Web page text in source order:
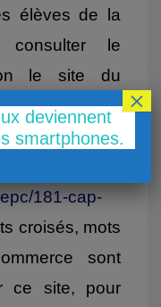
élèves de la
consulter le
le site du
pour les
:
181-cap-
croisés, mots
sont
ce site, pour
deviennent
smartphones.
×